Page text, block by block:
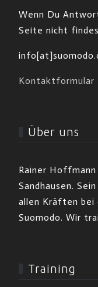
Wenn Du
Seite nicht
Kontaktformular
Über uns
Rainer
Sandhausen.
allen Kräften bei
Suomodo. Wir
Training